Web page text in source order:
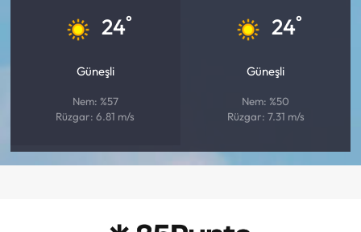
24°
Güneşli
Nem: %57
Rüzgar: 6.81 m/s
24°
Güneşli
Nem: %50
Rüzgar: 7.31 m/s